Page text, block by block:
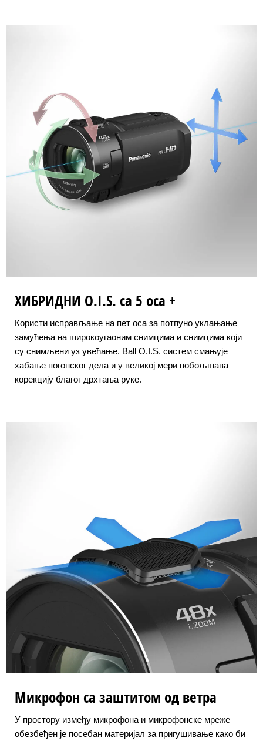
ХИБРИДНИ O.I.S. са 5 оса +
Користи исправљање на пет оса за потпуно уклањање
замућења на широкоугаоним снимцима и снимцима који
су снимљени уз увећање. Ball O.I.S. систем смањује
хабање погонског дела и у великој мери побољшава
корекцију благог дрхтања руке.
Микрофон са заштитом од ветра
У простору између микрофона и микрофонске мреже
обезбеђен је посебан материјал за пригушивање како би